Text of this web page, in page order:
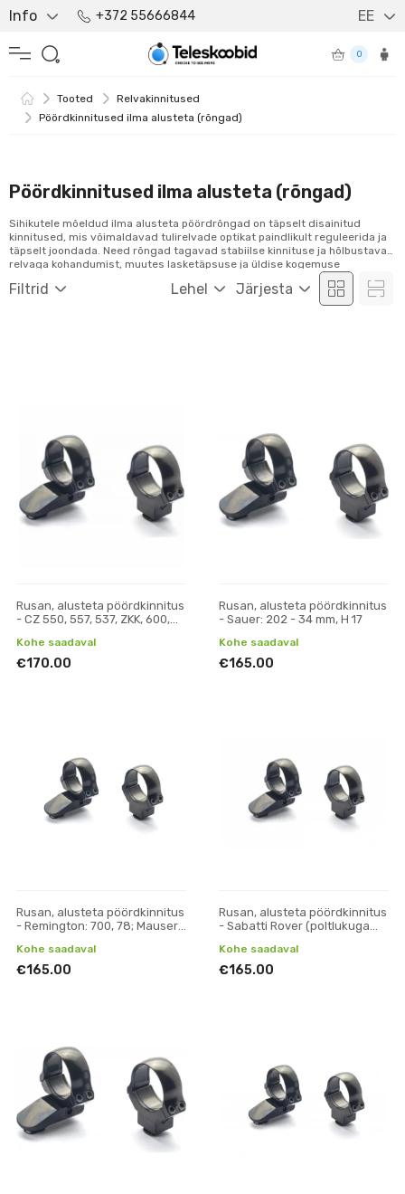
Info +372 55666844 EE
0
Tooted
Relvakinnitused
Pöördkinnitused ilma alusteta (rõngad)
Pöördkinnitused ilma alusteta (rõngad)
Filtrid Lehel Järjesta
Sihikutele mõeldud ilma alusteta pöördrõngad on täpselt disainitud
kinnitused, mis võimaldavad tulirelvade optikat paindlikult reguleerida ja
täpselt joondada. Need rõngad tagavad stabiilse kinnituse ja hõlbustavad
relvaga kohandumist, muutes lasketäpsuse ja üldise kogemuse
Rusan, alusteta pöördkinnitus
- CZ 550, 557, 537, ZKK, 600,
mm, H 19
Kohe saadaval
€170.00
Rusan, alusteta pöördkinnitus
- Sauer: 202 - 34 mm, H 17
Kohe saadaval
€165.00
Rusan, alusteta pöördkinnitus
- Remington: 700, 78; Mauser
Kohe saadaval
€165.00
Rusan, alusteta pöördkinnitus
- Sabatti Rover (poltlukuga
Kohe saadaval
€165.00